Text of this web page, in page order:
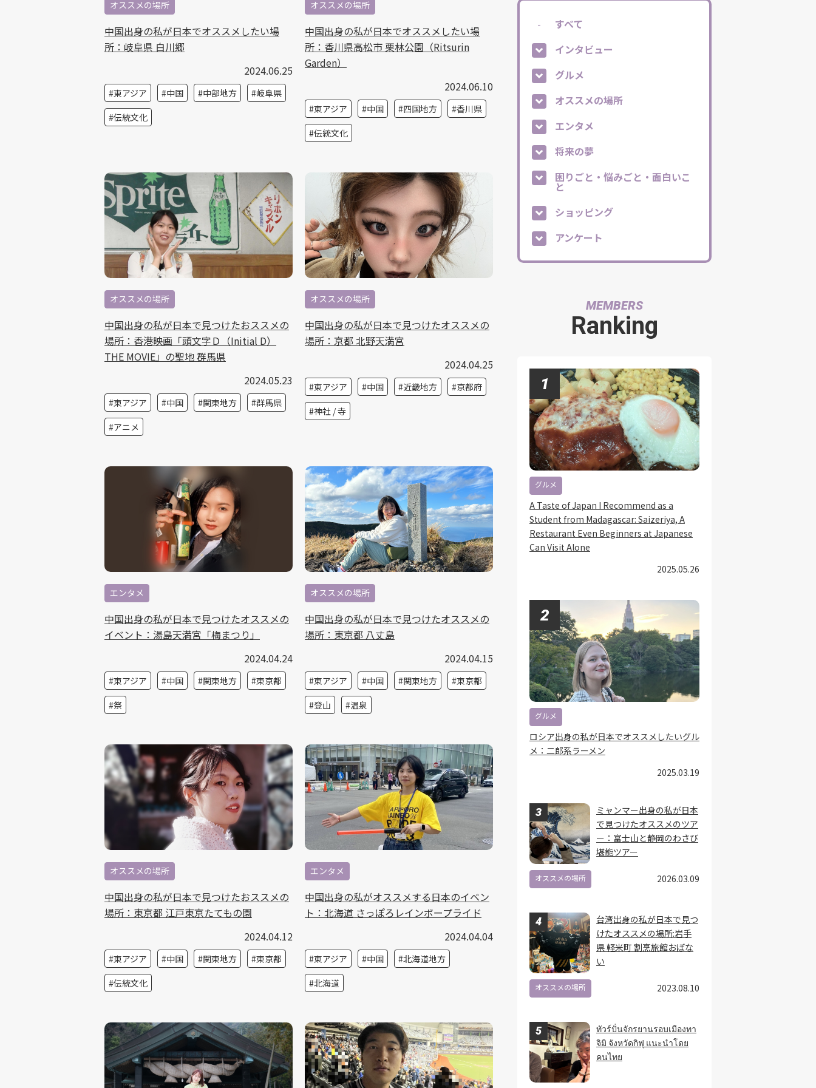
オススメの場所
中国出身の私が日本でオススメしたい場
所：岐阜県 白川郷
2024.06.25
東アジア 中国 中部地方
岐阜県
伝統文化
オススメの場所
中国出身の私が日本でオススメしたい場
所：香川県高松市 栗林公園（Ritsurin
Garden）
2024.06.10
東アジア 中国 四国地方
香川県
伝統文化
オススメの場所
中国出身の私が日本で見つけたおススメの
場所：香港映画「頭文字Ｄ（Initial D）
THE MOVIE」の聖地 群馬県
2024.05.23
東アジア 中国 関東地方
群馬県
アニメ
オススメの場所
中国出身の私が日本で見つけたオススメの
場所：京都 北野天満宮
2024.04.25
東アジア 中国 近畿地方
京都府
神社 / 寺
エンタメ
中国出身の私が日本で見つけたオススメの
イベント：湯島天満宮「梅まつり」
2024.04.24
東アジア 中国 関東地方
東京都
祭
オススメの場所
中国出身の私が日本で見つけたオススメの
場所：東京都 八丈島
2024.04.15
東アジア 中国 関東地方
東京都
登山
温泉
オススメの場所
中国出身の私が日本で見つけたおススメの
場所：東京都 江戸東京たてもの園
2024.04.12
東アジア 中国 関東地方
東京都
伝統文化
エンタメ
中国出身の私がオススメする日本のイベン
ト：北海道 さっぽろレインボープライド
2024.04.04
東アジア 中国
北海道地方
北海道
すべて
インタビュー
グルメ
オススメの場所
エンタメ
将来の夢
困りごと・悩みごと・面白いこ
と
ショッピング
アンケート
MEMBERS
Ranking
グルメ
A Taste of Japan I Recommend as a
Student from Madagascar: Saizeriya, A
Restaurant Even Beginners at Japanese
Can Visit Alone
2025.05.26
グルメ
ロシア出身の私が日本でオススメしたいグル
メ：二郎系ラーメン
2025.03.19
オススメの場所
ミャンマー出身の私が日本
で見つけたオススメのツア
ー：富士山と静岡のわさび
堪能ツアー
2026.03.09
オススメの場所
台湾出身の私が日本で見つ
けたオススメの場所:岩手
県 軽米町 割烹旅館おぼな
い
2023.08.10
ทัวร์ปั่นจักรยานรอบเมืองทา
จิมิ จังหวัดกิฟุ แนะนำโดย
คนไทย